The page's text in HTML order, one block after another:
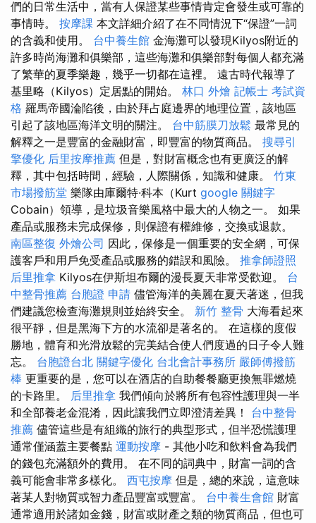
們的日常生活中，當有人保證某些事情肯定會發生或可靠的
事情時。 按摩課 本文詳細介紹了在不同情況下“保證”一詞
的含義和使用。 台中養生館 金海灘可以發現Kilyos附近的
許多時尚海灘和俱樂部，這些海灘和俱樂部對每個人都充滿
了繁華的夏季樂趣，幾乎一切都在這裡。 遠古時代報導了
基里略（Kilyos）定居點的開始。 林口 外燴 記帳士 考試資
格 羅馬帝國淪陷後，由於拜占庭邊界的地理位置，該地區
引起了該地區海洋文明的關注。 台中筋膜刀放鬆 最常見的
解釋之一是豐富的金融財富，即豐富的物質商品。 搜尋引
擎優化 后里按摩推薦 但是，對財富概念也有更廣泛的解
釋，其中包括時間，經驗，人際關係，知識和健康。 竹東
市場撥筋堂 樂隊由庫爾特·科本（Kurt google 關鍵字
Cobain）領導，是垃圾音樂風格中最大的人物之一。 如果
產品或服務未完成保修，則保證有權維修，交換或退款。
南區整復 外燴公司 因此，保修是一個重要的安全網，可保
護客戶和用戶免受產品或服務的錯誤和風險。 推拿師證照
后里推拿 Kilyos在伊斯坦布爾的漫長夏天非常受歡迎。 台
中整骨推薦 台胞證 申請 儘管海洋的美麗在夏天著迷，但我
們建議您檢查海灘規則並始終安全。 新竹 整骨 大海看起來
很平靜，但是黑海下方的水流卻是著名的。 在這樣的度假
勝地，體育和光滑放鬆的完美結合使人們度過的日子令人難
忘。 台胞證台北 關鍵字優化 台北會計事務所 嚴師傅撥筋
棒 更重要的是，您可以在酒店的自助餐餐廳更換無罪燃燒
的卡路里。 后里推拿 我們傾向於將所有包容性護理與一半
和全部養老金混淆，因此讓我們立即澄清差異！ 台中整骨
推薦 儘管這些是有組織的旅行的典型形式，但半恐慌護理
通常僅涵蓋主要餐點 運動按摩 - 其他小吃和飲料會為我們
的錢包充滿額外的費用。 在不同的詞典中，財富一詞的含
義可能會非常多樣化。 西屯按摩 但是，總的來說，這意味
著某人對物質或智力產品豐富或豐富。 台中養生會館 財富
通常適用於諸如金錢，財富或財產之類的物質商品，但也可